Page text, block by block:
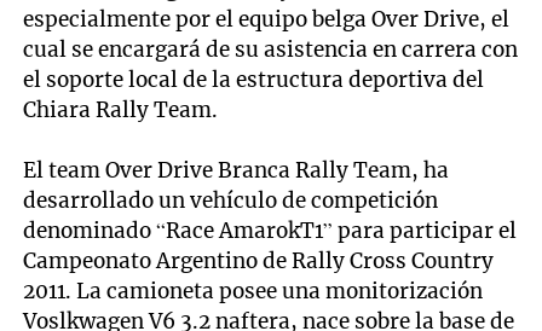
especialmente por el equipo belga Over Drive, el
cual se encargará de su asistencia en carrera con
el soporte local de la estructura deportiva del
Chiara Rally Team.
El team Over Drive Branca Rally Team, ha
desarrollado un vehículo de competición
denominado “Race AmarokT1” para participar el
Campeonato Argentino de Rally Cross Country
2011. La camioneta posee una monitorización
Voslkwagen V6 3.2 naftera, nace sobre la base de